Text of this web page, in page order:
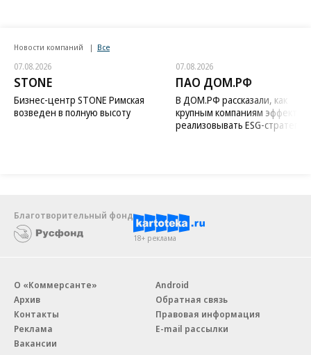
Новости компаний Все
07.08.2026
STONE
Бизнес-центр STONE Римская
возведен в полную высоту
07.08.2026
ПАО ДОМ.РФ
В ДОМ.РФ рассказали, как
крупным компаниям
реализовывать ESG-стратегию
Благотворительный фонд
18+ реклама
О «Коммерсанте»
Архив
Контакты
Реклама
Вакансии
Android
Обратная связь
Правовая информация
E-mail рассылки